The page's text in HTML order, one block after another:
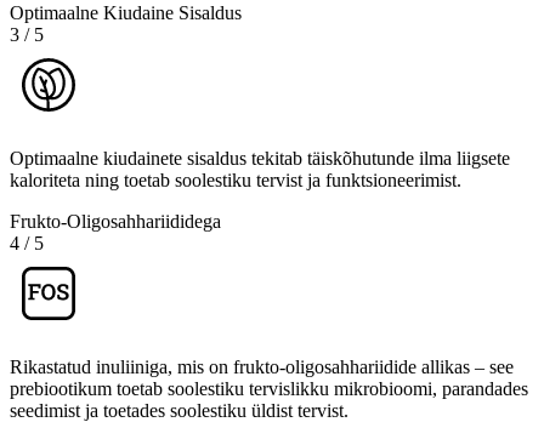
Optimaalne Kiudaine Sisaldus
3 / 5
Optimaalne kiudainete sisaldus tekitab täiskõhutunde ilma liigsete
kaloriteta ning toetab soolestiku tervist ja funktsioneerimist.
Frukto-Oligosahhariididega
4 / 5
Rikastatud inuliiniga, mis on frukto-oligosahhariidide allikas – see
prebiootikum toetab soolestiku tervislikku mikrobioomi, parandades
seedimist ja toetades soolestiku üldist tervist.